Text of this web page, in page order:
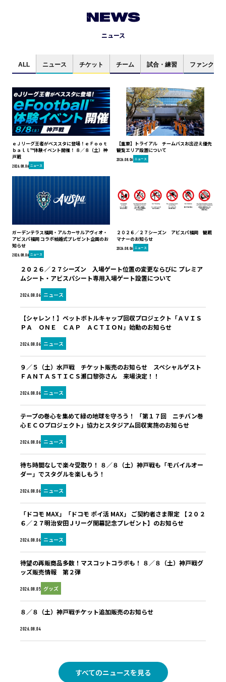
NEWS
ニュース
ALL ニュース チケット チーム 試合・練習 ファンクラブ
ｅＪリーグ王者がベススタに登場！ｅＦｏｏｔ
ｂａｌｌ™体験イベント開催！ ８／８（土）神
戸戦
2026.08.06 ニュース
【重要】トライアル チームバスお出迎え優先
観覧エリア設置について
2026.08.06 ニュース
ガーデンテラス福岡・アルカーサルアヴィオ・
アビスパ福岡 コラボ結婚式プレゼント企画のお
知らせ
2026.08.06 ニュース
２０２６／２７シーズン アビスパ福岡 観戦
マナーのお知らせ
2026.08.06 ニュース
2026.08.06 ニュース
２０２６／２７シーズン 入場ゲート位置の変更ならびに プレミア
ムシート・アビスパシート専用入場ゲート設置について
2026.08.06 ニュース
【シャレン！】ペットボトルキャップ回収プロジェクト「ＡＶＩＳ
ＰＡ ＯＮＥ ＣＡＰ ＡＣＴＩＯＮ」始動のお知らせ
2026.08.06 ニュース
９／５（土）水戸戦 チケット販売のお知らせ スペシャルゲスト
ＦＡＮＴＡＳＴＩＣＳ瀬口黎弥さん 来場決定！！
2026.08.06 ニュース
テープの巻心を集めて緑の地球を守ろう！ 「第１７回 ニチバン巻
心ＥＣＯプロジェクト」協力とスタジアム回収実施のお知らせ
2026.08.06 ニュース
待ち時間なしで楽々受取り！ ８／８（土）神戸戦も「モバイルオー
ダー」でスタグルを楽しもう！
2026.08.06 ニュース
「ドコモ MAX」「ドコモ ポイ活 MAX」 ご契約者さま限定 【２０２
６／２７明治安田Ｊリーグ開幕記念プレゼント】のお知らせ
2026.08.05 グッズ
待望の再販商品多数！マスコットコラボも！ ８／８（土）神戸戦グ
ッズ販売情報 第２弾
2026.08.04
８／８（土）神戸戦チケット追加販売のお知らせ
すべてのニュースを見る